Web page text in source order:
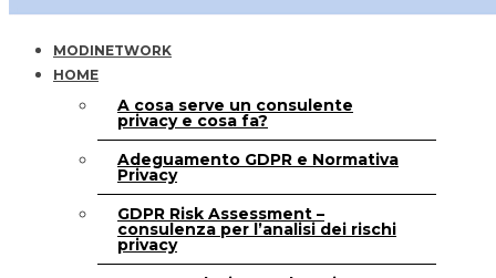
MODINETWORK
HOME
A cosa serve un consulente
privacy e cosa fa?
Adeguamento GDPR e Normativa
Privacy
GDPR Risk Assessment –
consulenza per l’analisi dei rischi
privacy